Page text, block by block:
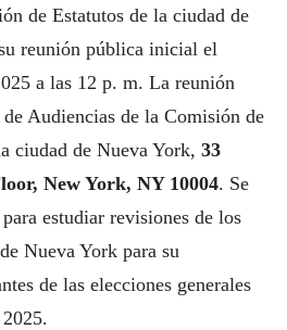
de Estatutos de la ciudad de
reunión pública inicial el
a las 12 p. m. La reunión
Audiencias de la Comisión de
ciudad de Nueva York, 33
New York, NY 10004. Se
estudiar revisiones de los
Nueva York para su
de las elecciones generales